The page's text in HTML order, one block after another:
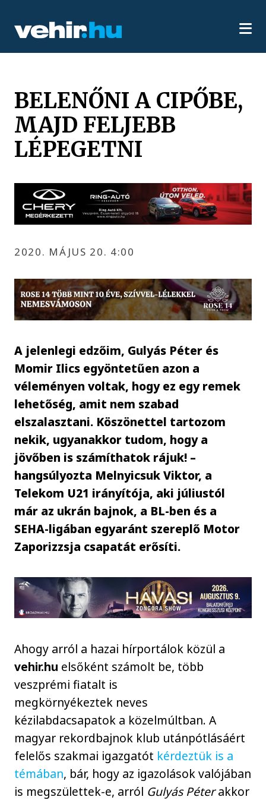
BELENŐNI A CIPŐBE,
MAJD FELJEBB
LÉPEGETNI
2020. MÁJUS 20. 4:00
A jelenlegi edzőim, Gulyás Péter és
Momir Ilics egyöntetűen azon a
véleményen voltak, hogy ez egy remek
lehetőség, amit nem szabad
elszalasztani. Köszönettel tartozom
nekik, ugyanakkor tudom, hogy a
jövőben is számíthatok rájuk! –
hangsúlyozta Melnyicsuk Viktor, a
Telekom U21 irányítója, aki júliustól
már az ukrán bajnok, a BL-ben és a
SEHA-ligában egyaránt szereplő Motor
Zaporizzsja csapatát erősíti.
Ahogy arról a hazai hírportálok közül a
vehir.hu elsőként számolt be, több
veszprémi fiatalt is
megkörnyékeztek neves
kézilabdacsapatok a közelmúltban. A
magyar rekordbajnok klub utánpótlásáért
felelős szakmai igazgatót kérdeztük is a
témában, bár, hogy az igazolások valójában
is megszülettek-e, arról Gulyás Péterakkor